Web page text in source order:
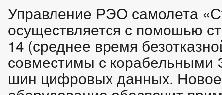
Управление РЭО самолета
осуществляется с помошью
14 (среднее время
совместимы с корабельными
шин цифровых данных. Новое